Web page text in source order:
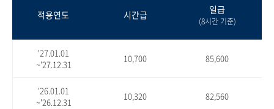
적용연도 시간급 일급
(8시간 기준)
'27.01.01
~'27.12.31
10,700 85,600
'26.01.01
~'26.12.31
10,320 82,560